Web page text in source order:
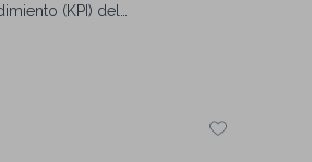
(KPI) del